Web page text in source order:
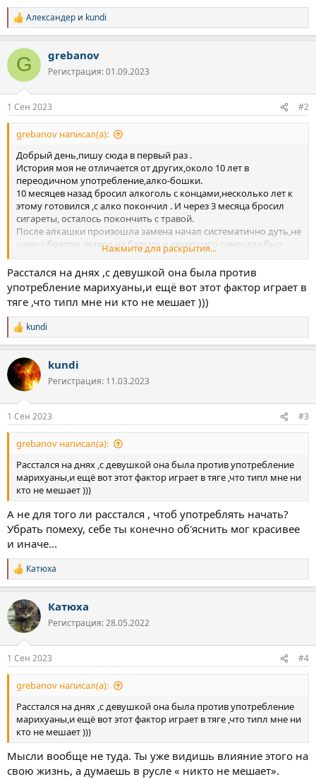
Р
е
к
ц
и
Александер и kundi
G grebanov
Регистрация: 01.09.2023
1 Сен 2023 #2
grebanov написал(а):
Добрый день,пишу сюда в первый раз .
История моя не отличается от других,около 10 лет в
переодичном употребление,алко-бошки.
10 месяцев назад бросил алкоголь с концами,несколько лет к
этому готовился ,с алко покончил . И через 3 месяца бросил
сигареты, осталось покончить с травой.
После алкашки произошла замена начал систематично дуть,не
один с братом ,выход на барыгу и ахуевшего самосада был
24/7 )
Начал постепенно уходить на дно.
в плане денег не особо било по карману, Зарабатываю
хорошо, в разводе,живу сам,есть девушка но живём отдельно.
Все дело в эмоциональном состоянии,не было жизненой
энергии,стремления , все сводилось в употребление.
Настал апрель ...я прилёг на дно ,1 грам раздуваем на двоих за
пару часов каждый день . И я решаю бросить ,наткнулся на
форум все истории прочёл,стало легче переносить первые
месяца .
На данный момент в трезвости идет 5 месяц .
И вот щас начинается,уже несколько недель живу с тягой,то к
Очень сильные скачки настроения за час могу быть в двух
состояниях,сна практически небыло ,последние несколько
дней более мение сплю,то апатия,тревога,лень, то резкий
выброс дефомина,работать вообще не могу ,не физически а в
моральном плане .
Радует что работаю на себя ,и могу чуть снизить нагрузку.
На данный момент сильнейшая тяга.
Вроде ни чего такого не произшло ,у дочки первое сентября,
все нормально но резко какая то тревога началась, жжение в
груди и началачь тяга ,уже ехал домой и и начал опровдания
почему я курну ,типо разок попробую что это и как.
Брату несколько раз написал что хочу курнуть будет он делать
или нет)) 5 раз удалял смс.
И вот щас идёт торг курнуть или нет,на работу не пошёл,сижу
борюсь с тягой ,то переубеждаю себя ,то убеждаю что разок
можно. С кентом по общался ,
говорю думаю дуну посмотрю что и как ,затянет меня или нет,а
сам понимаю если дуну откроется окно овертона ,и я начну
лупасить как не в себя через время .
Но *** желания курнуть меня мучет ппц ,пройдёт оно или нет
вообще (
И вот хочу узнать у кого была тяга? Пройдёт ли она ?
Нажмите для раскрытия...
Расстался на днях ,с девушкой она была против
употребление марихуаны,и ещё вот этот фактор играет в
тяге ,что типл мне ни кто не мешает )))
Р
е
к
ц
и
kundi
kundi
Регистрация: 11.03.2023
1 Сен 2023 #3
grebanov написал(а):
Расстался на днях ,с девушкой она была против употребление
марихуаны,и ещё вот этот фактор играет в тяге ,что типл мне ни
кто не мешает )))
А не для того ли расстался , чтоб употреблять начать?
Убрать помеху, себе ты конечно об'яснить мог красивее
и иначе...
Р
е
к
ц
и
Катюха
Катюха
Регистрация: 28.05.2022
1 Сен 2023 #4
grebanov написал(а):
Расстался на днях ,с девушкой она была против употребление
марихуаны,и ещё вот этот фактор играет в тяге ,что типл мне ни
кто не мешает )))
Мысли вообще не туда. Ты уже видишь влияние этого на
свою жизнь, а думаешь в русле « никто не мешает».